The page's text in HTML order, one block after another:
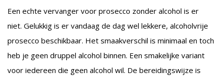
Een echte vervanger voor prosecco zonder alcohol is er
niet. Gelukkig is er vandaag de dag wel lekkere, alcoholvrije
prosecco beschikbaar. Het smaakverschil is minimaal en toch
heb je geen druppel alcohol binnen. Een smakelijke variant
voor iedereen die geen alcohol wil. De bereidingswijze is